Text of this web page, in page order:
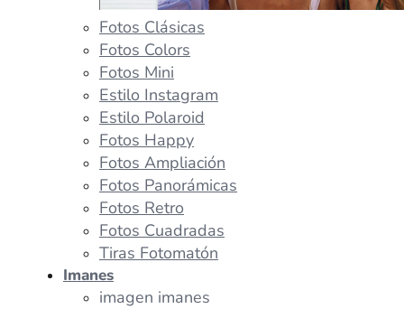
Fotos Clásicas
Fotos Colors
Fotos Mini
Estilo Instagram
Estilo Polaroid
Fotos Happy
Fotos Ampliación
Fotos Panorámicas
Fotos Retro
Fotos Cuadradas
Tiras Fotomatón
Imanes
imagen imanes